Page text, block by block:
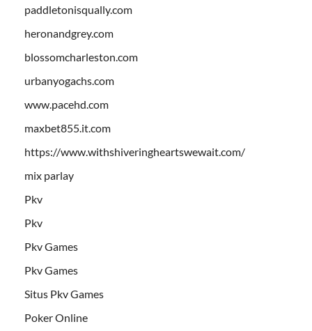
paddletonisqually.com
heronandgrey.com
blossomcharleston.com
urbanyogachs.com
www.pacehd.com
maxbet855.it.com
https://www.withshiveringheartswewait.com/
mix parlay
Pkv
Pkv
Pkv Games
Pkv Games
Situs Pkv Games
Poker Online